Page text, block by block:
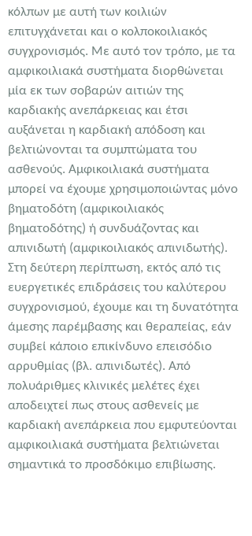
κόλπων με αυτή των κοιλιών
επιτυγχάνεται και ο κολποκοιλιακός
συγχρονισμός. Με αυτό τον τρόπο, με τα
αμφικοιλιακά συστήματα διορθώνεται
μία εκ των σοβαρών αιτιών της
καρδιακής ανεπάρκειας και έτσι
αυξάνεται η καρδιακή απόδοση και
βελτιώνονται τα συμπτώματα του
ασθενούς. Αμφικοιλιακά συστήματα
μπορεί να έχουμε χρησιμοποιώντας μόνο
βηματοδότη (αμφικοιλιακός
βηματοδότης) ή συνδυάζοντας και
απινιδωτή (αμφικοιλιακός απινιδωτής).
Στη δεύτερη περίπτωση, εκτός από τις
ευεργετικές επιδράσεις του καλύτερου
συγχρονισμού, έχουμε και τη δυνατότητα
άμεσης παρέμβασης και θεραπείας, εάν
συμβεί κάποιο επικίνδυνο επεισόδιο
αρρυθμίας (βλ. απινιδωτές). Από
πολυάριθμες κλινικές μελέτες έχει
αποδειχτεί πως στους ασθενείς με
καρδιακή ανεπάρκεια που εμφυτεύονται
αμφικοιλιακά συστήματα βελτιώνεται
σημαντικά το προσδόκιμο επιβίωσης.